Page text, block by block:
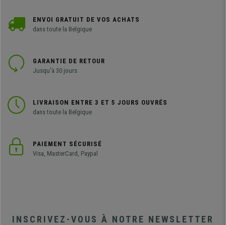
ENVOI GRATUIT DE VOS ACHATS
dans toute la Belgique
GARANTIE DE RETOUR
Jusqu'à 30 jours
LIVRAISON ENTRE 3 ET 5 JOURS OUVRÉS
dans toute la Belgique
PAIEMENT SÉCURISÉ
Visa, MasterCard, Paypal
INSCRIVEZ-VOUS À NOTRE NEWSLETTER